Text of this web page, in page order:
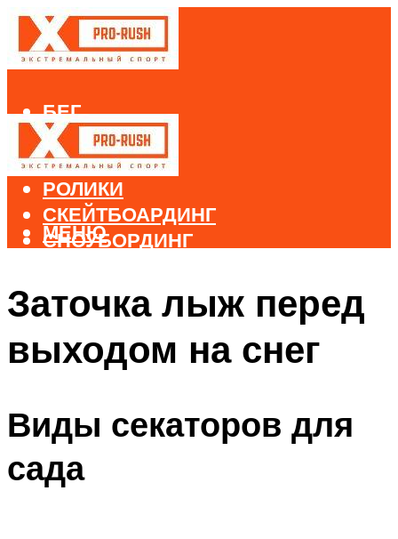
БЕГ
ВЕЛОСПОРТ
ДАЙВИНГ
РОЛИКИ
СКЕЙТБОАРДИНГ
СНОУБОРДИНГ
МЕНЮ
Заточка лыж перед
выходом на снег
Виды секаторов для
сада